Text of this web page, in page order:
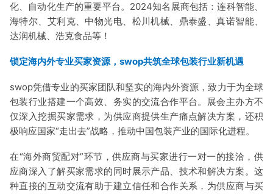
化、自动化生产的重要平台。2024知名展商包括：连科智能、
海特尔、艾利克、中物光电、松川机械、鼎泰盛、真诺智能、
达润机械、浩克食品等！
锁定海内外专业买家资源，swop共筑全球包装行业新机遇
swop凭借专业的买家团队和坚实的海内外资源，致力于为全球
包装行业搭建一个高效、务实的交流合作平台。展会主办方不
仅深入挖掘买家需求，为供应商提供生产痛点解决方案，还积
极响应国家“走出去”战略，推动中国包装产业的国际化进程。
在“海外商贸配对”环节，供应商与买家进行一对一的接洽，供
应商深入了解买家需求的同时展示产品、技术和解决方案。这
种直接的互动交流有助于建立信任和合作关系，为供应商与买